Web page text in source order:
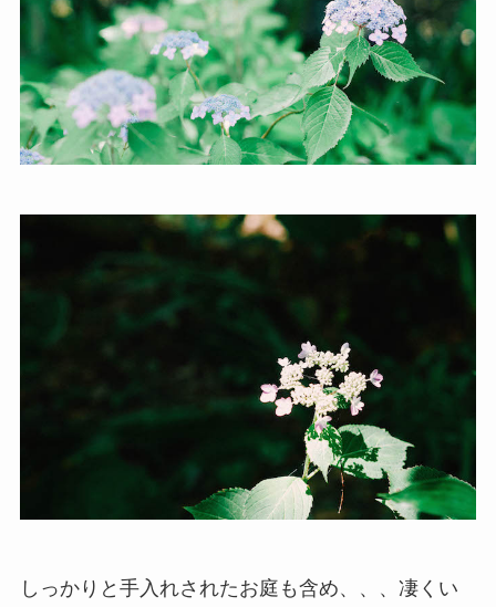
しっかりと手入れされたお庭も含め、、、凄くい